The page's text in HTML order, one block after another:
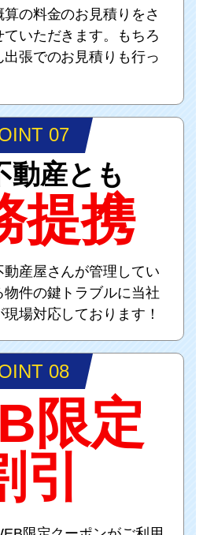
算の料金のお見積りをさ
ていただきます。もちろ
出張でのお見積りも行っ
07
動産とも
提携
動産屋さんが管理してい
物件の鍵トラブルに当社
現場対応しております！
08
限定
引